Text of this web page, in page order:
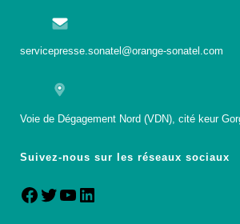
servicepresse.sonatel@orange-sonatel.com
Voie de Dégagement Nord (VDN), cité keur
Suivez-nous sur les réseaux sociaux